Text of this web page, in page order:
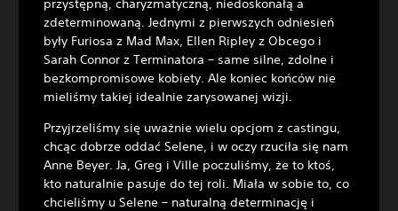
przystępną, charyzmatyczną, niedoskonałą a
zdeterminowaną. Jednymi z pierwszych odniesień
były Furiosa z Mad Max, Ellen Ripley z Obcego i
Sarah Connor z Terminatora – same silne, zdolne i
bezkompromisowe kobiety. Ale koniec końców nie
mieliśmy takiej idealnie zarysowanej wizji.
Przyjrzeliśmy się uważnie wielu opcjom z castingu,
chcąc dobrze oddać Selene, i w oczy rzuciła się nam
Anne Beyer. Ja, Greg i Ville poczuliśmy, że to ktoś,
kto naturalnie pasuje do tej roli. Miała w sobie to, co
chcieliśmy u Selene – naturalną determinację i